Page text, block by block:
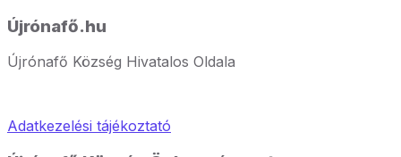
Újrónafő.hu
Újrónafő Község Hivatalos Oldala
Adatkezelési tájékoztató